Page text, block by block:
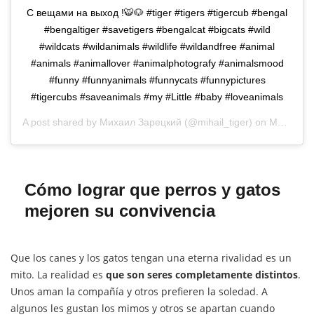
С вещами на выход !🐯🐶 #tiger #tigers #tigercub #bengal
#bengaltiger #savetigers #bengalcat #bigcats #wild
#wildcats #wildanimals #wildlife #wildandfree #animal
#animals #animallover #animalphotografy #animalsmood
#funny #funnyanimals #funnycats #funnypictures
#tigercubs #saveanimals #my #Little #baby #loveanimals
A post shared by Михаил Зарецкий (@mihail_tiger) on Mar 16, 2020 at 12:13am PDT
Cómo lograr que perros y gatos
mejoren su convivencia
Que los canes y los gatos tengan una eterna rivalidad es un
mito. La realidad es que son seres completamente distintos.
Unos aman la compañía y otros prefieren la soledad. A
algunos les gustan los mimos y otros se apartan cuando